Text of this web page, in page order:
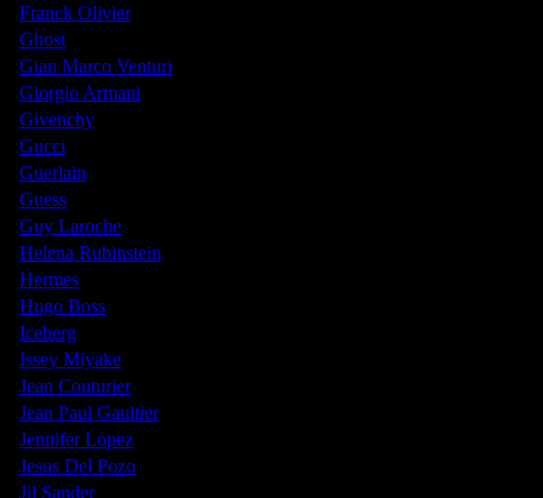
Franck Olivier
Ghost
Gian Marco Venturi
Giorgio Armani
Givenchy
Gucci
Guerlain
Guess
Guy Laroche
Helena Rubinstein
Hermes
Hugo Boss
Iceberg
Issey Miyake
Jean Couturier
Jean Paul Gaultier
Jennifer Lopez
Jesus Del Pozo
Jil Sander